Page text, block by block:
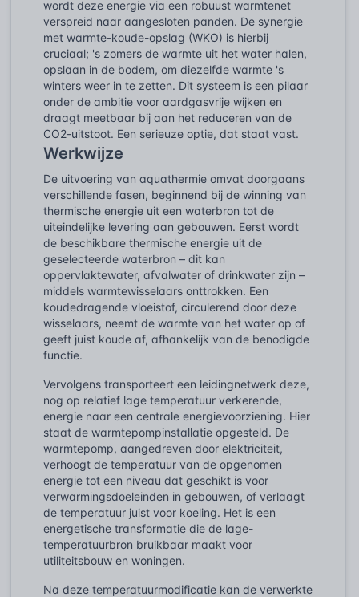
wordt deze energie via een robuust warmtenet
verspreid naar aangesloten panden. De synergie
met warmte-koude-opslag (WKO) is hierbij
cruciaal; 's zomers de warmte uit het water halen,
opslaan in de bodem, om diezelfde warmte 's
winters weer in te zetten. Dit systeem is een pilaar
onder de ambitie voor aardgasvrije wijken en
draagt meetbaar bij aan het reduceren van de
CO2-uitstoot. Een serieuze optie, dat staat vast.
Werkwijze
De uitvoering van aquathermie omvat doorgaans
verschillende fasen, beginnend bij de winning van
thermische energie uit een waterbron tot de
uiteindelijke levering aan gebouwen. Eerst wordt
de beschikbare thermische energie uit de
geselecteerde waterbron – dit kan
oppervlaktewater, afvalwater of drinkwater zijn –
middels warmtewisselaars onttrokken. Een
koudedragende vloeistof, circulerend door deze
wisselaars, neemt de warmte van het water op of
geeft juist koude af, afhankelijk van de benodigde
functie.
Vervolgens transporteert een leidingnetwerk deze,
nog op relatief lage temperatuur verkerende,
energie naar een centrale energievoorziening. Hier
staat de warmtepompinstallatie opgesteld. De
warmtepomp, aangedreven door elektriciteit,
verhoogt de temperatuur van de opgenomen
energie tot een niveau dat geschikt is voor
verwarmingsdoeleinden in gebouwen, of verlaagt
de temperatuur juist voor koeling. Het is een
energetische transformatie die de lage-
temperatuurbron bruikbaar maakt voor
utiliteitsbouw en woningen.
Na deze temperatuurmodificatie kan de verwerkte